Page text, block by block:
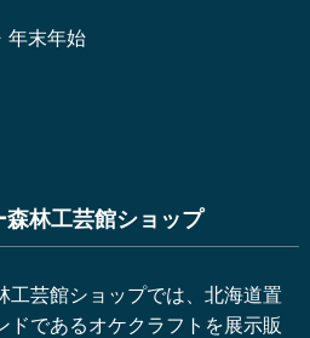
年末年始
林工芸館ショップ
工芸館ショップでは、北海道置
ドであるオケクラフトを展示販